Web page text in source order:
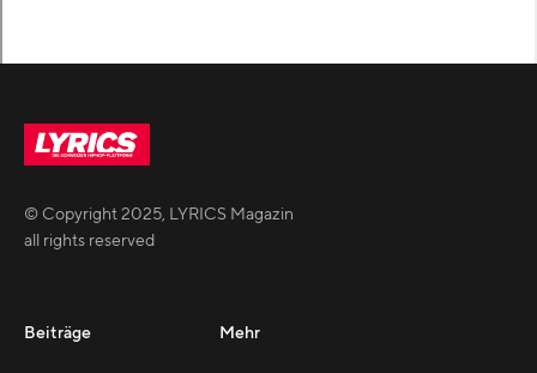
© Copyright2025, LYRICS Magazin
all rights reserved
Beiträge Mehr